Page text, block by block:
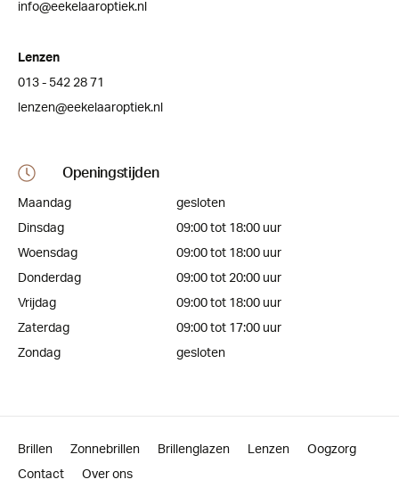
info@eekelaaroptiek.nl
Lenzen
013 - 542 28 71
lenzen@eekelaaroptiek.nl
Openingstijden
Maandag
gesloten
Dinsdag
09:00 tot 18:00 uur
Woensdag
09:00 tot 18:00 uur
Donderdag
09:00 tot 20:00 uur
Vrijdag
09:00 tot 18:00 uur
Zaterdag
09:00 tot 17:00 uur
Zondag
gesloten
Brillen Zonnebrillen Brillenglazen Lenzen
Oogzorg
Contact
Over ons